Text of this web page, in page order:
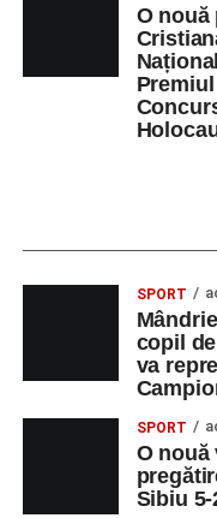
O nouă
SPORT
copil
va
SPORT
O nouă
Sibiu 5-